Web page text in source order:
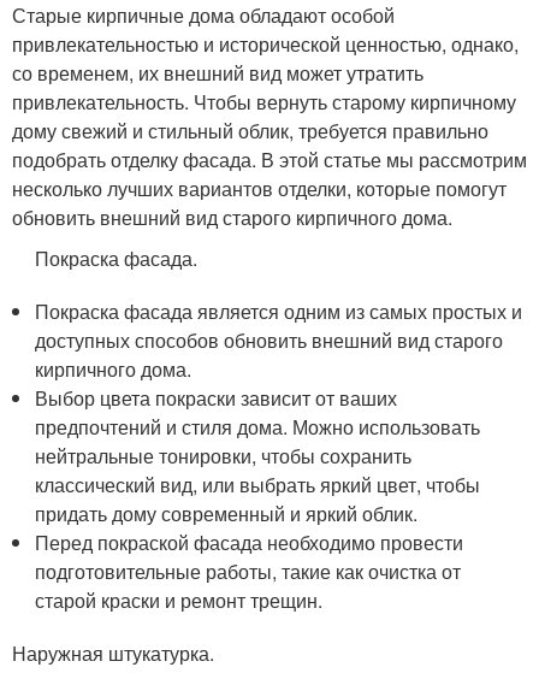
Старые кирпичные дома обладают особой
привлекательностью и исторической ценностью, однако,
со временем, их внешний вид может утратить
привлекательность. Чтобы вернуть старому кирпичному
дому свежий и стильный облик, требуется правильно
подобрать отделку фасада. В этой статье мы рассмотрим
несколько лучших вариантов отделки, которые помогут
обновить внешний вид старого кирпичного дома.
Покраска фасада.
Покраска фасада является одним из самых простых и
доступных способов обновить внешний вид старого
кирпичного дома.
Выбор цвета покраски зависит от ваших
предпочтений и стиля дома. Можно использовать
нейтральные тонировки, чтобы сохранить
классический вид, или выбрать яркий цвет, чтобы
придать дому современный и яркий облик.
Перед покраской фасада необходимо провести
подготовительные работы, такие как очистка от
старой краски и ремонт трещин.
Наружная штукатурка.